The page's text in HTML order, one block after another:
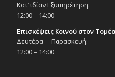
Κατ’ ιδίαν Εξυπηρέτηση:
12:00 – 14:00
Επισκέψεις Κοινού στον
Δευτέρα – Παρασκευή:
12:00 – 14:00